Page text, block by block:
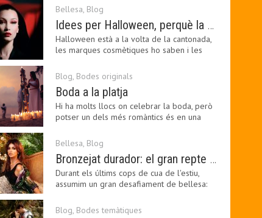
Bellesa, Blog
Idees per Halloween, perquè la bellesa pot ser terrorífica
Halloween està a la volta de la cantonada,
les marques cosmètiques ho saben i les
Blog, Bodes originals
Boda a la platja
Hi ha molts llocs on celebrar la boda, però
potser un dels més romàntics és en una
Bellesa, Blog
Bronzejat durador: el gran repte beauty del final de l’estiu
Durant els últims cops de cua de l'estiu,
assumim un gran desafiament de bellesa:
Blog, Bodes temàtiques